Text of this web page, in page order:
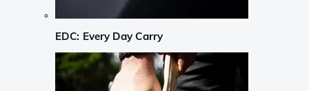
EDC: Every Day Carry